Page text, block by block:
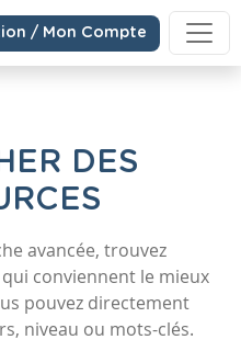
/ Mon Compte
DES
avancée, trouvez
conviennent le mieux
pouvez directement
niveau ou mots-clés.